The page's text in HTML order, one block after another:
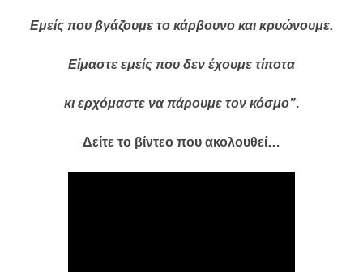
Εμείς που βγάζουμε το κάρβουνο και κρυώνουμε.
Είμαστε εμείς που δεν έχουμε τίποτα
κι ερχόμαστε να πάρουμε τον κόσμο”.
Δείτε το βίντεο που ακολουθεί…